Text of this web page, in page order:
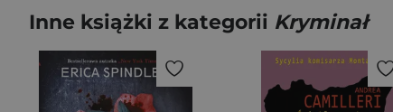
Inne książki z kategorii Kryminał